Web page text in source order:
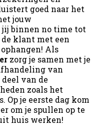
goed naar het
jouw
binnen no time tot
klant met een
Als
zorg je samen met je
van
van de
zoals het
Op je eerste dag kom
om je spullen op te
huis werken!